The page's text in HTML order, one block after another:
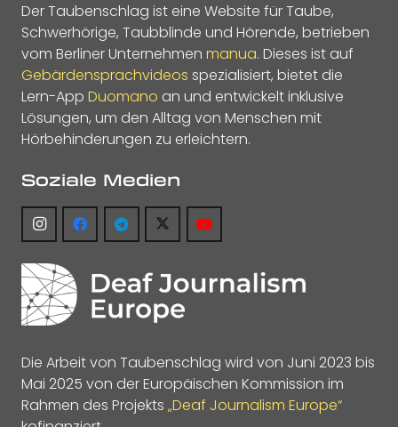
Der Taubenschlag ist eine Website für Taube,
Schwerhörige, Taubblinde und Hörende, betrieben
vom Berliner Unternehmen manua. Dieses ist auf
Gebärdensprachvideos spezialisiert, bietet die
Lern-App Duomano an und entwickelt inklusive
Lösungen, um den Alltag von Menschen mit
Hörbehinderungen zu erleichtern.
Soziale Medien
Die Arbeit von Taubenschlag wird von Juni 2023 bis
Mai 2025 von der Europäischen Kommission im
Rahmen des Projekts „Deaf Journalism Europe“